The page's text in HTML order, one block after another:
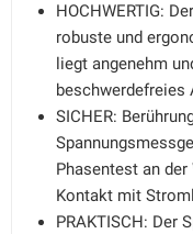
HOCHWERTIG:
robuste und
liegt angenehm
beschwerdefreies
SICHER:
Phasentest an
Kontakt mit
PRAKTISCH: Der